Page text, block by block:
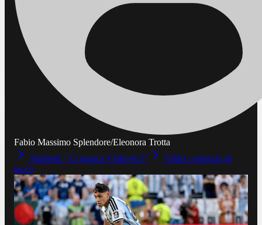
Fabio Massimo Splendore/Eleonora Trotta
Spalletti: "Ci manca Vlahovic?"
Yildiz comincia di
tacco